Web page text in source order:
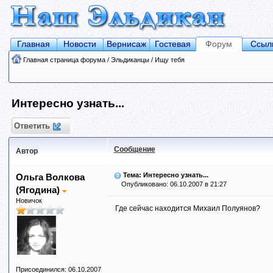
Главная Новости Вернисаж Гостевая Форум
Главная страница форума/ Эльдиканцы/ Ищу тебя
Интересно узнать...
Ответить
Автор Сообщение
Ольга Волкова
(Ягодина)
Новичок
Присоединился: 06.10.2007
Тема: Интересно узнать...
Опубликовано: 06.10.2007 в 21:27
Где сейчас находится Михаил Полуянов?